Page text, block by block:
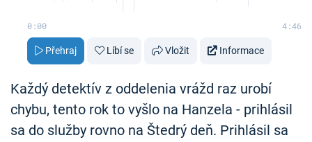
0:00 4:46
Přehraj Líbí se Vložit Informace
Každý detektív z oddelenia vrážd raz urobí
chybu, tento rok to vyšlo na Hanzela - prihlásil
sa do služby rovno na Štedrý deň. Prihlásil sa